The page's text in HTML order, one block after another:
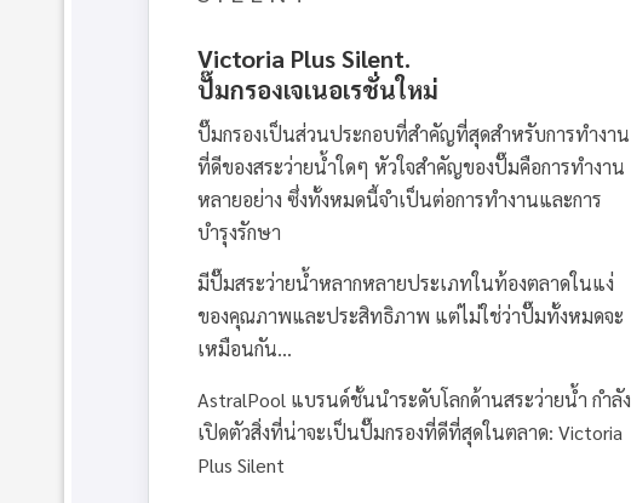
Victoria Plus Silent.
ปั๊มกรองเจเนอเรชั่นใหม่
ปั๊มกรองเป็นส่วนประกอบที่สำคัญที่สุดสำหรับการทำงาน
ที่ดีของสระว่ายน้ำใดๆ หัวใจสำคัญของปั๊มคือการทำงาน
หลายอย่าง ซึ่งทั้งหมดนี้จำเป็นต่อการทำงานและการ
บำรุงรักษา
มีปั๊มสระว่ายน้ำหลากหลายประเภทในท้องตลาดในแง่
ของคุณภาพและประสิทธิภาพ แต่ไม่ใช่ว่าปั๊มทั้งหมดจะ
เหมือนกัน...
AstralPool แบรนด์ชั้นนำระดับโลกด้านสระว่ายน้ำ กำลัง
เปิดตัวสิ่งที่น่าจะเป็นปั๊มกรองที่ดีที่สุดในตลาด: Victoria
Plus Silent